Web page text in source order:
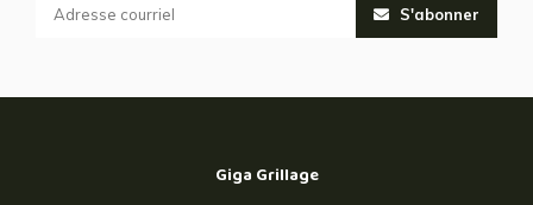
S'abonner
Giga Grillage